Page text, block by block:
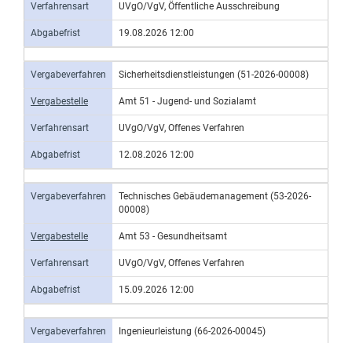
Verfahrensart UVgO/VgV, Öffentliche Ausschreibung
Abgabefrist 19.08.2026 12:00
Vergabeverfahren Sicherheitsdienstleistungen (51-2026-00008)
Vergabestelle Amt 51 - Jugend- und Sozialamt
Verfahrensart UVgO/VgV, Offenes Verfahren
Abgabefrist 12.08.2026 12:00
Vergabeverfahren
Technisches Gebäudemanagement (53-2026-
00008)
Vergabestelle Amt 53 - Gesundheitsamt
Verfahrensart UVgO/VgV, Offenes Verfahren
Abgabefrist 15.09.2026 12:00
Vergabeverfahren Ingenieurleistung (66-2026-00045)